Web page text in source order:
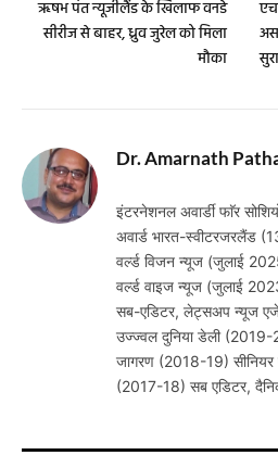
ऋषभ पंत न्यूजीलैंड के खिलाफ वनडे
सीरीज से बाहर, ध्रुव जुरेल को मिला
मौका
Dr. Amarnath
इंटरनेशनल अवार्डी फाॅर
अवार्ड भारत-स्वीटरजरलैंड
वर्ल्ड विजन न्यूज (जुलाई
वर्ल्ड वाइज न्यूज (जुलाई
सब-एडिटर, लेट्सअप न्यूज
उज्ज्वल दुनिया डेली (2019-
जागरण (2018-19) सीनियर
(2017-18) सब एडिटर,